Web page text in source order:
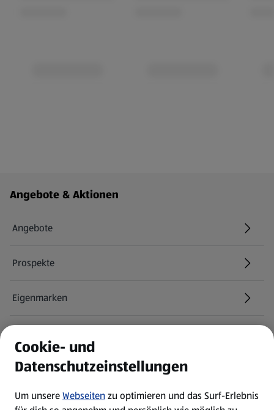
Fußzeilenmenü - weitere Links
Angebote & Aktionen
Angebote
Prospekte
Eigenmarken
Newsletter
WhatsApp
Cookie- und
Datenschutzeinstellungen
Um unsereWebseitenzu optimieren und das Surf-Erlebnis